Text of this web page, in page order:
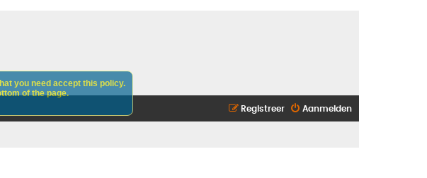
Aanmelden
Registreer
you need accept this policy.
of the page.